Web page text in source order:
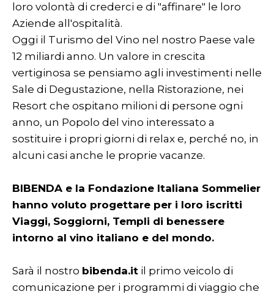
loro volontà di crederci e di "affinare" le loro
Aziende all'ospitalità.
Oggi il Turismo del Vino nel nostro Paese vale
12 miliardi anno. Un valore in crescita
vertiginosa se pensiamo agli investimenti nelle
Sale di Degustazione, nella Ristorazione, nei
Resort che ospitano milioni di persone ogni
anno, un Popolo del vino interessato a
sostituire i propri giorni di relax e, perché no, in
alcuni casi anche le proprie vacanze.
BIBENDA e la Fondazione Italiana Sommelier
hanno voluto progettare per i loro iscritti
Viaggi, Soggiorni, Templi di benessere
intorno al vino italiano e del mondo.
Sarà il nostro bibenda.it il primo veicolo di
comunicazione per i programmi di viaggio che